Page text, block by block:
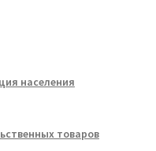
населения
товаров